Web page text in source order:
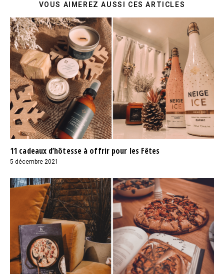
VOUS AIMEREZ AUSSI CES ARTICLES
11 cadeaux d’hôtesse à offrir pour les Fêtes
5 décembre 2021